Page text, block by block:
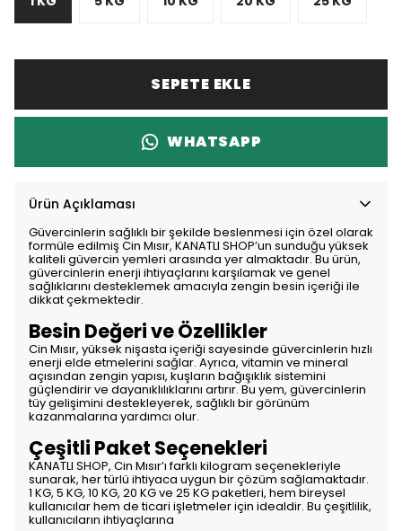
SEPETE EKLE
WHATSAPP
Ürün Açıklaması
Güvercinlerin sağlıklı bir şekilde beslenmesi için özel olarak
formüle edilmiş Cin Mısır, KANATLI SHOP’un sunduğu yüksek
kaliteli güvercin yemleri arasında yer almaktadır. Bu ürün,
güvercinlerin enerji ihtiyaçlarını karşılamak ve genel
sağlıklarını desteklemek amacıyla zengin besin içeriği ile
dikkat çekmektedir.
Besin Değeri ve Özellikler
Cin Mısır, yüksek nişasta içeriği sayesinde güvercinlerin hızlı
enerji elde etmelerini sağlar. Ayrıca, vitamin ve mineral
açısından zengin yapısı, kuşların bağışıklık sistemini
güçlendirir ve dayanıklılıklarını artırır. Bu yem, güvercinlerin
tüy gelişimini destekleyerek, sağlıklı bir görünüm
kazanmalarına yardımcı olur.
Çeşitli Paket Seçenekleri
KANATLI SHOP, Cin Mısır’ı farklı kilogram seçenekleriyle
sunarak, her türlü ihtiyaca uygun bir çözüm sağlamaktadır.
1 KG, 5 KG, 10 KG, 20 KG ve 25 KG paketleri, hem bireysel
kullanıcılar hem de ticari işletmeler için idealdir. Bu çeşitlilik,
kullanıcıların ihtiyaçlarına